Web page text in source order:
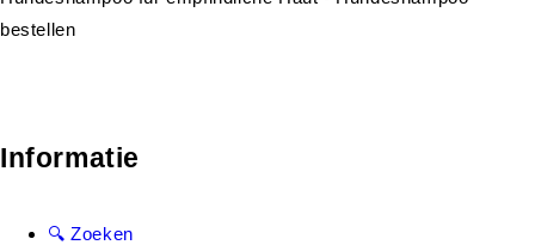
Informatie
🔍 Zoeken